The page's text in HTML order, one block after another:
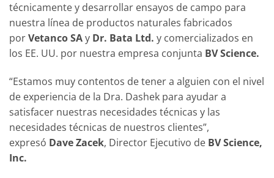
técnicamente y desarrollar ensayos de campo para
nuestra línea de productos naturales fabricados
porVetanco SAy Dr. Bata Ltd. y comercializados en
los EE. UU. por nuestra empresa conjunta BV Science.
“Estamos muy contentos de tener a alguien con el nivel
de experiencia de la Dra. Dashek para ayudar a
satisfacer nuestras necesidades técnicas y las
necesidades técnicas de nuestros clientes”,
expresó Dave Zacek, Director Ejecutivo de BV Science,
Inc.